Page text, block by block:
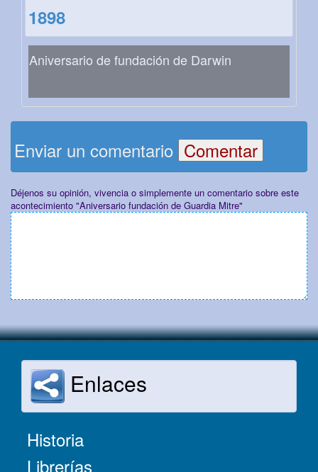
1898
Aniversario de fundación de Darwin
Enviar un comentario
Déjenos su opinión, vivencia o simplemente un comentario sobre este
acontecimiento "Aniversario fundación de Guardia Mitre"
Enlaces
Historia
Librerías